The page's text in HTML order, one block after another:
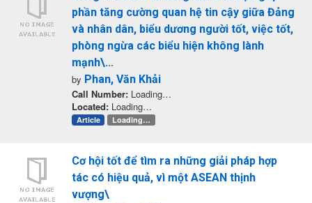
phần tăng cường quan hệ tin cậy giữa Đảng
và nhân dân, biểu dương người tốt, việc tốt,
phòng ngừa các biểu hiện không lành
mạnh\...
by Phan, Văn Khải
Call Number: Loading…
Located: Loading…
Article Loading…
Cơ hội tốt để tìm ra những giải pháp hợp
tác có hiệu quả, vì một ASEAN thịnh
vượng\